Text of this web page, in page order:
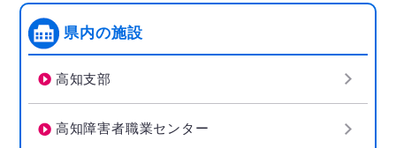
県内の施設
高知支部
高知障害者職業センター